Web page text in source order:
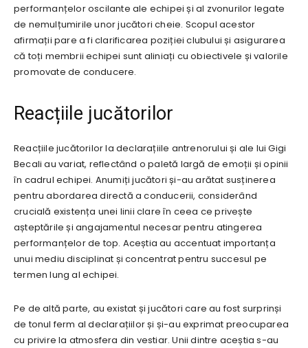
performanțelor oscilante ale echipei și al zvonurilor legate
de nemulțumirile unor jucători cheie. Scopul acestor
afirmații pare a fi clarificarea poziției clubului și asigurarea
că toți membrii echipei sunt aliniați cu obiectivele și valorile
promovate de conducere.
Reacțiile jucătorilor
Reacțiile jucătorilor la declarațiile antrenorului și ale lui Gigi
Becali au variat, reflectând o paletă largă de emoții și opinii
în cadrul echipei. Anumiți jucători și-au arătat susținerea
pentru abordarea directă a conducerii, considerând
crucială existența unei linii clare în ceea ce privește
așteptările și angajamentul necesar pentru atingerea
performanțelor de top. Aceștia au accentuat importanța
unui mediu disciplinat și concentrat pentru succesul pe
termen lung al echipei.
Pe de altă parte, au existat și jucători care au fost surprinși
de tonul ferm al declarațiilor și și-au exprimat preocuparea
cu privire la atmosfera din vestiar. Unii dintre aceștia s-au